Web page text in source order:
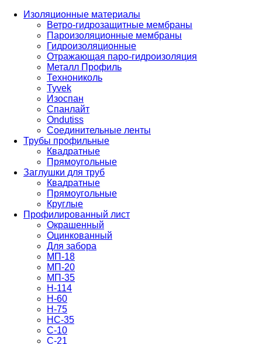
Изоляционные материалы
Ветро-гидрозащитные мембраны
Пароизоляционные мембраны
Гидроизоляционные
Отражающая паро-гидроизоляция
Металл Профиль
Технониколь
Tyvek
Изоспан
Спанлайт
Ondutiss
Соединительные ленты
Трубы профильные
Квадратные
Прямоугольные
Заглушки для труб
Квадратные
Прямоугольные
Круглые
Профилированный лист
Окрашенный
Оцинкованный
Для забора
МП-18
МП-20
МП-35
Н-114
Н-60
Н-75
НС-35
С-10
С-21